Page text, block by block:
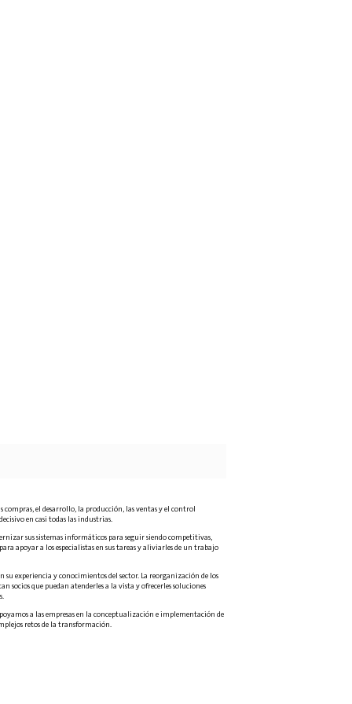
compras, el desarrollo, la producción, las ventas y el control
en casi todas las industrias.
sus sistemas informáticos para seguir siendo competitivas,
apoyar a los especialistas en sus tareas y aliviarles de un trabajo
experiencia y conocimientos del sector. La reorganización de los
socios que puedan atenderles a la vista y ofrecerles soluciones
a las empresas en la conceptualización e implementación de
retos de la transformación.